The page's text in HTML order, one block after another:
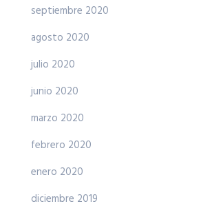
septiembre 2020
agosto 2020
julio 2020
junio 2020
marzo 2020
febrero 2020
enero 2020
diciembre 2019